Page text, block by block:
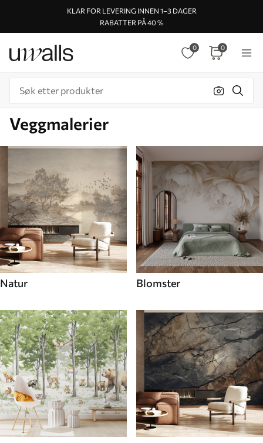
KLAR FOR LEVERING INNEN 1–3 DAGER
RABATTER PÅ 40 %
0 0
Veggmalerier
Natur Blomster